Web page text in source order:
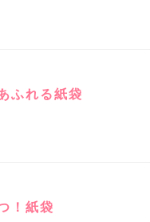
ふれる紙袋
！紙袋